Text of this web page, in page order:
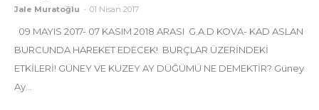
Jale Muratoğlu - 01 Nisan 2017
09 MAYIS 2017- 07 KASIM 2018 ARASI G.A.D KOVA- KAD ASLAN
BURCUNDA HAREKET EDECEK! BURÇLAR ÜZERİNDEKİ
ETKİLERİ! GÜNEY VE KUZEY AY DÜĞÜMÜ NE DEMEKTİR? Güney
Ay...